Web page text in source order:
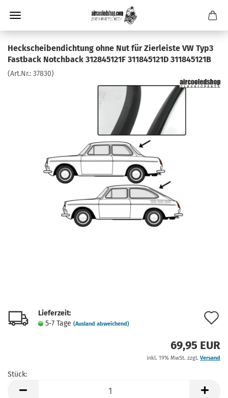
Heckscheibendichtung ohne Nut für Zierleiste VW Typ3
Fastback Notchback 312845121F 311845121D 311845121B
(Art.Nr.: 37830)
Lieferzeit:
5-7 Tage (Ausland abweichend)
69,95 EUR
inkl. 19% MwSt. zzgl. Versand
Stück: